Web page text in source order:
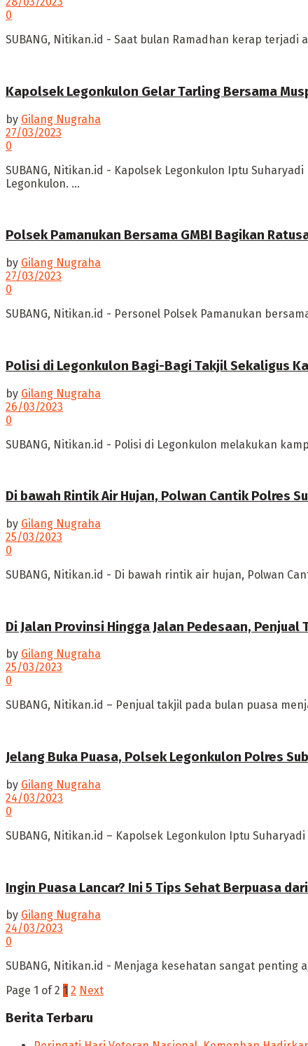
0
SUBANG, Nitikan.id - Saat bulan Ramadhan kerap
Kapolsek Legonkulon Gelar Tarling Bersama
by Gilang Nugraha
27/03/2023
0
SUBANG, Nitikan.id - Kapolsek Legonkulon Iptu
Legonkulon. ...
Polsek Pamanukan Bersama GMBI Bagikan
by Gilang Nugraha
27/03/2023
0
SUBANG, Nitikan.id - Personel Polsek Pamanukan
Polisi di Legonkulon Bagi-Bagi Takjil Sekaligus
by Gilang Nugraha
26/03/2023
0
SUBANG, Nitikan.id - Polisi di Legonkulon melakukan
Di bawah Rintik Air Hujan, Polwan Cantik Polres
by Gilang Nugraha
25/03/2023
0
SUBANG, Nitikan.id - Di bawah rintik air hujan, Polwan
Di Jalan Provinsi Hingga Jalan Pedesaan,
by Gilang Nugraha
25/03/2023
0
SUBANG, Nitikan.id – Penjual takjil pada bulan puasa
Jelang Buka Puasa, Polsek Legonkulon Polres
by Gilang Nugraha
24/03/2023
0
SUBANG, Nitikan.id – Kapolsek Legonkulon Iptu
Ingin Puasa Lancar? Ini 5 Tips Sehat Berpuasa
by Gilang Nugraha
24/03/2023
0
SUBANG, Nitikan.id - Menjaga kesehatan sangat
Page 1 of 2 1 2 Next
Berita Terbaru